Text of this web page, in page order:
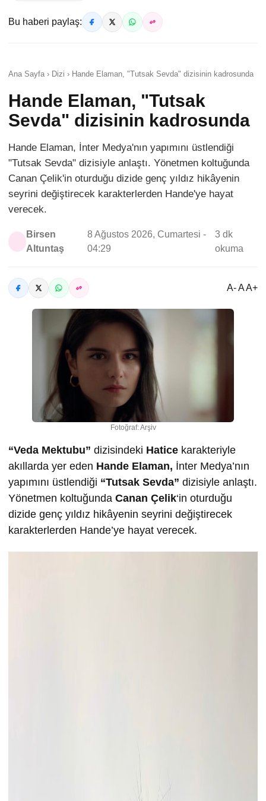
Bu haberi paylaş:
Ana Sayfa › Dizi › Hande Elaman, "Tutsak Sevda" dizisinin kadrosunda
Hande Elaman, "Tutsak
Sevda" dizisinin kadrosunda
Hande Elaman, İnter Medya'nın yapımını üstlendiği
"Tutsak Sevda" dizisiyle anlaştı. Yönetmen koltuğunda
Canan Çelik'in oturduğu dizide genç yıldız hikâyenin
seyrini değiştirecek karakterlerden Hande'ye hayat
verecek.
Birsen
Altuntaş
8 Ağustos 2026, Cumartesi -
04:29
3 dk
okuma
A- A A+
Fotoğraf: Arşiv
“Veda Mektubu” dizisindeki Hatice karakteriyle
akıllarda yer eden Hande Elaman, İnter Medya’nın
yapımını üstlendiği “Tutsak Sevda” dizisiyle anlaştı.
Yönetmen koltuğunda Canan Çelik‘in oturduğu
dizide genç yıldız hikâyenin seyrini değiştirecek
karakterlerden Hande’ye hayat verecek.